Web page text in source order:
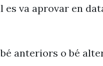
es va aprovar en
anteriors o bé